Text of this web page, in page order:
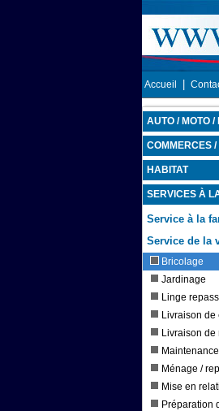
Accueil
AUTO / MOTO /
COMMERCES /
HABITAT
SERVICES À
Service à la
Service de la
Bricolage
Jardinage
Linge
Livraison de
Livraison de
Ménage /
Mise en
Préparation